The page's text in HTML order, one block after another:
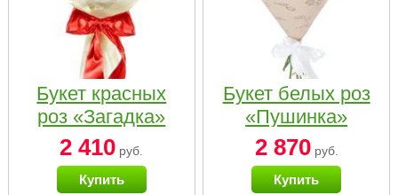
Букет красных
роз «Загадка»
2 410 руб.
Купить
Букет белых роз
«Пушинка»
2 870руб.
Купить